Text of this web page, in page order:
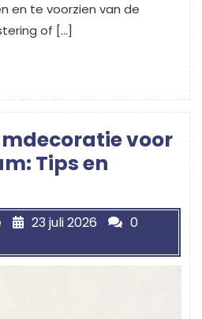
en te voorzien van de
of […]
voor
Tips en
23 juli 2026
0